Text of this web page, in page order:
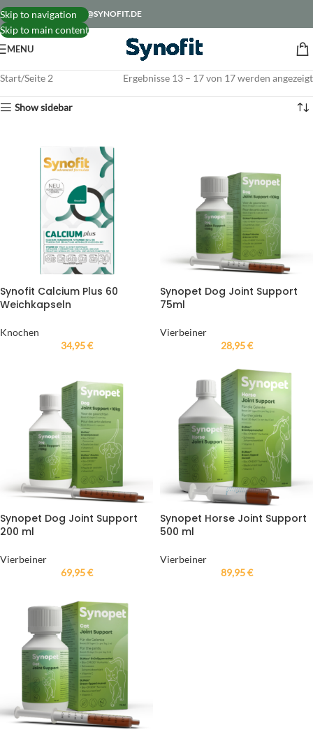
Skip to navigation
Skip to main content
060073850119 INFO@SYNOFIT.DE
MENU
Start Seite 2 Ergebnisse 13 – 17 von 17 werden angezeigt
Show sidebar
Synofit Calcium Plus 60
Weichkapseln
Knochen
34,95€
Synopet Dog Joint Support
75ml
Vierbeiner
28,95€
Synopet Dog Joint Support
200 ml
Vierbeiner
69,95€
Synopet Horse Joint Support
500 ml
Vierbeiner
89,95€